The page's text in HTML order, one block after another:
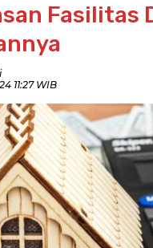
Fasilitas
11:27 WIB